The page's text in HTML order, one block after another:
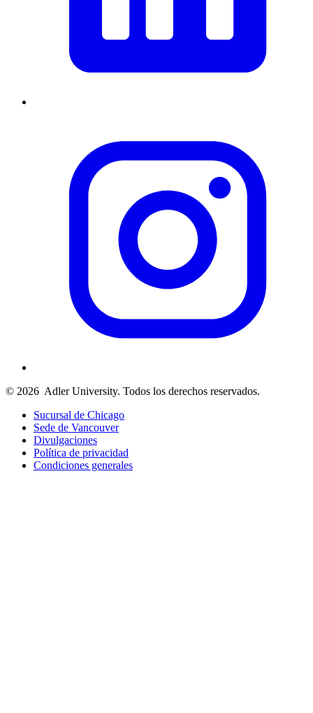
© 2026 Adler University. Todos los derechos reservados.
Sucursal de Chicago
Sede de Vancouver
Divulgaciones
Política de privacidad
Condiciones generales